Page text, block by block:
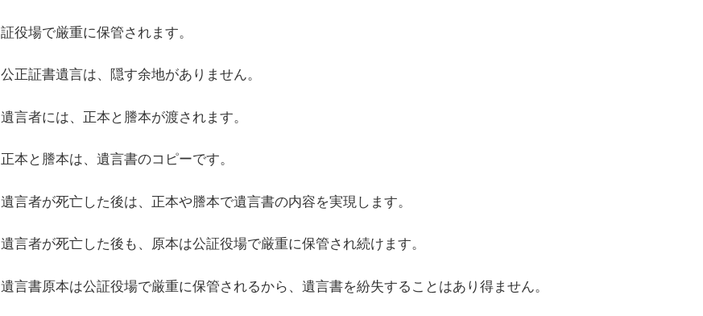
証役場で厳重に保管されます。
公正証書遺言は、隠す余地がありません。
遺言者には、正本と謄本が渡されます。
正本と謄本は、遺言書のコピーです。
遺言者が死亡した後は、正本や謄本で遺言書の内容を実現します。
遺言者が死亡した後も、原本は公証役場で厳重に保管され続けます。
遺言書原本は公証役場で厳重に保管されるから、遺言書を紛失することはあり得ません。